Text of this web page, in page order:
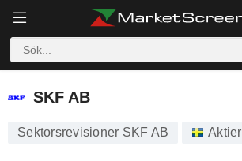
SKF AB
SKF AB
Sektorsrevisioner SKF AB Aktier